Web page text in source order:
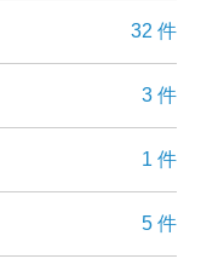
32 件
3 件
1 件
5 件